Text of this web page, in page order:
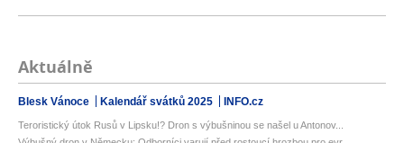
Aktuálně
Blesk Vánoce Kalendář svátků 2025 INFO.cz
Teroristický útok Rusů v Lipsku!? Dron s výbušninou se našel u Antonov...